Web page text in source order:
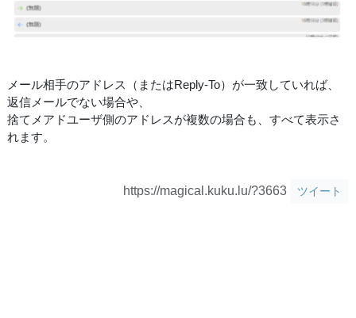
メール相手のアドレス（またはReply-To）が一致していれば、
返信メールでない場合や、
捨てメアドユーザ側のアドレスが複数の場合も、すべて表示さ
れます。
https://magical.kuku.lu/?3663 ツイート